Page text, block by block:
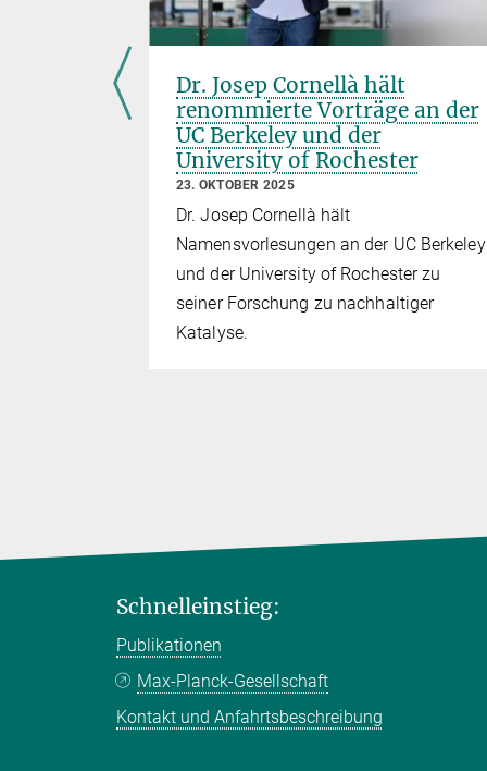
Dr. Josep Cornellà hält
renommierte Vorträge an der
UC Berkeley und der
University of Rochester
23. OKTOBER 2025
Dr. Josep Cornellà hält
Namensvorlesungen an der UC Berkeley
und der University of Rochester zu
seiner Forschung zu nachhaltiger
Katalyse.
Schnelleinstieg:
Publikationen
Max-Planck-Gesellschaft
Kontakt und Anfahrtsbeschreibung